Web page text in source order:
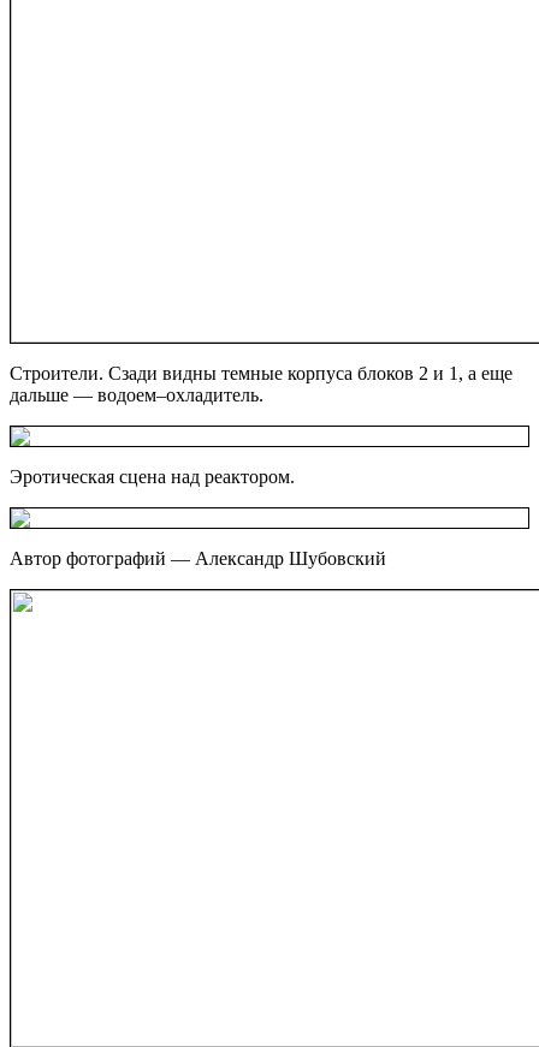
Строители. Сзади видны темные корпуса блоков 2 и 1, а еще
дальше — водоем–охладитель.
Эротическая сцена над реактором.
Автор фотографий — Александр Шубовский